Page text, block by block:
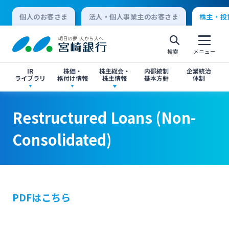
個人のお客さま 法人・個人事業主のお客さま 株主・
検索 メニュー
IR
ライブラリ
株価・
格付け情報
株主総会・
株主情報
内部統制
基本方針
企業統治
体制
有価証券報告書・四半期報告書
格付け情報
中間配当のご案内
Restructured Loans (Non-Consolidated)
閉じる
Restructured Loans (Non-Consolidated)
閉じる
個人向けインターネットバンキング
ログオン
法人向けインターネットバンキング
Restructured Loans (Non-
Consolidated)
PDFはこちら